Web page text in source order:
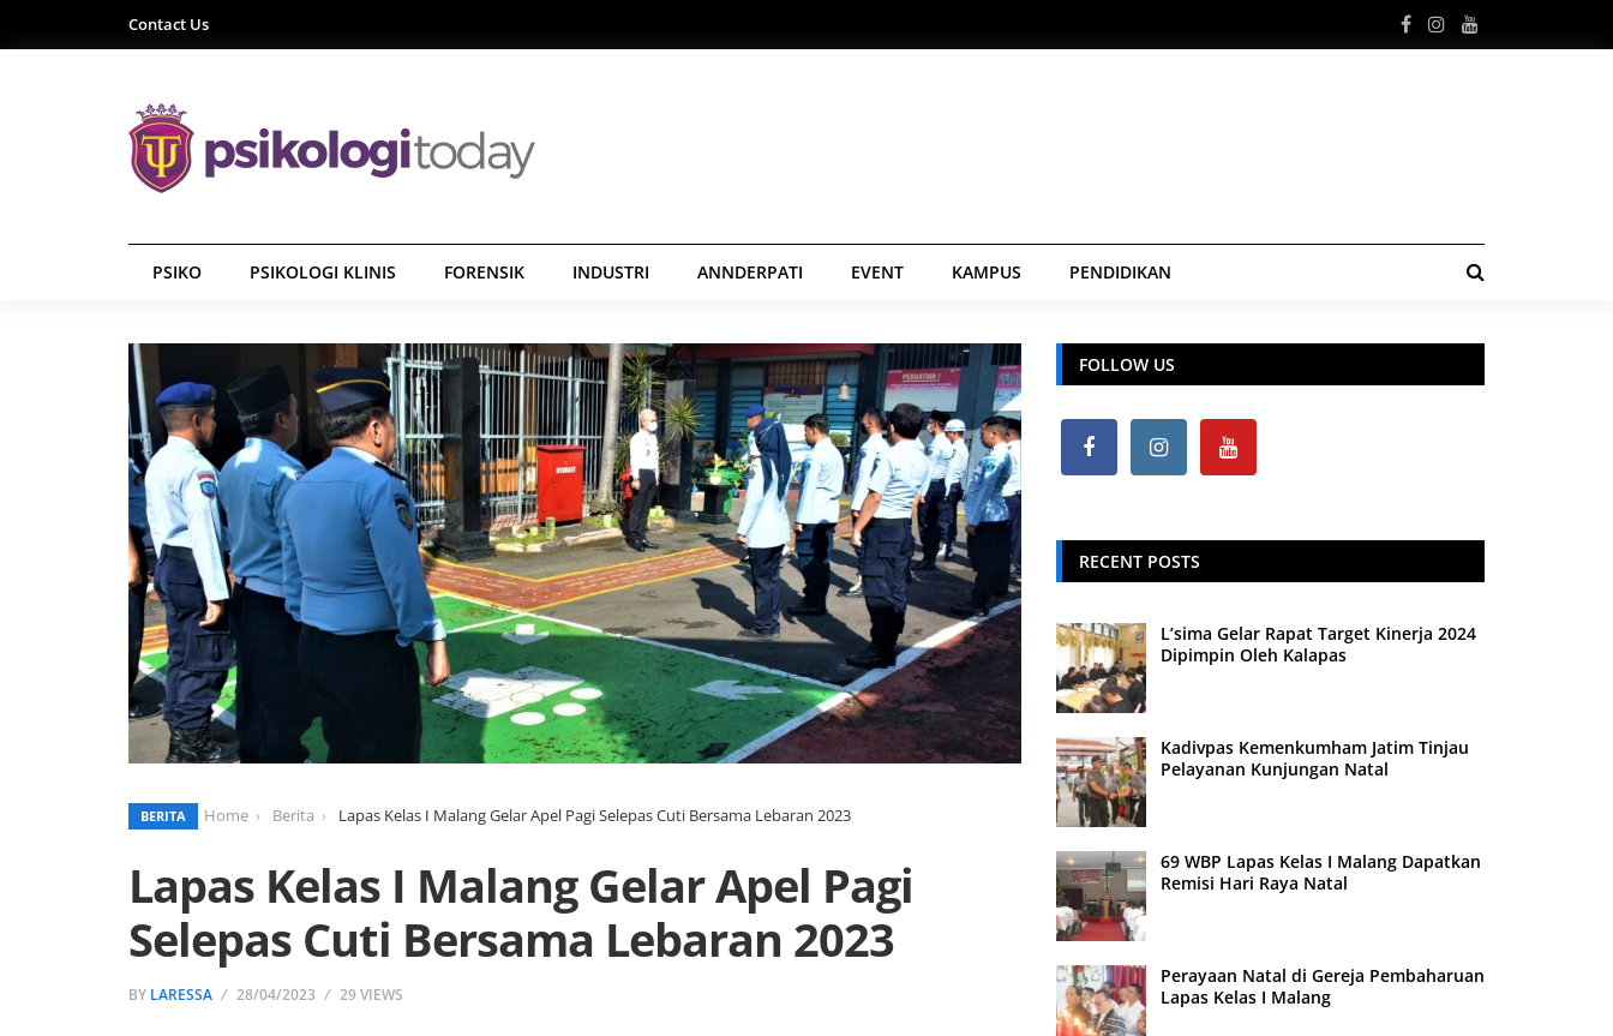
Contact Us
PSIKO PSIKOLOGI KLINIS FORENSIK INDUSTRI ANNDERPATI EVENT KAMPUS PENDIDIKAN
BERITA Home Berita Lapas Kelas I Malang Gelar Apel Pagi Selepas Cuti Bersama Lebaran 2023
Lapas Kelas I Malang Gelar Apel Pagi
Selepas Cuti Bersama Lebaran 2023
BY LARESSA 28/04/2023 29 VIEWS
FOLLOW US
RECENT POSTS
L’sima Gelar Rapat Target Kinerja 2024
Dipimpin Oleh Kalapas
Kadivpas Kemenkumham Jatim Tinjau
Pelayanan Kunjungan Natal
69 WBP Lapas Kelas I Malang Dapatkan
Remisi Hari Raya Natal
Perayaan Natal di Gereja Pembaharuan
Lapas Kelas I Malang